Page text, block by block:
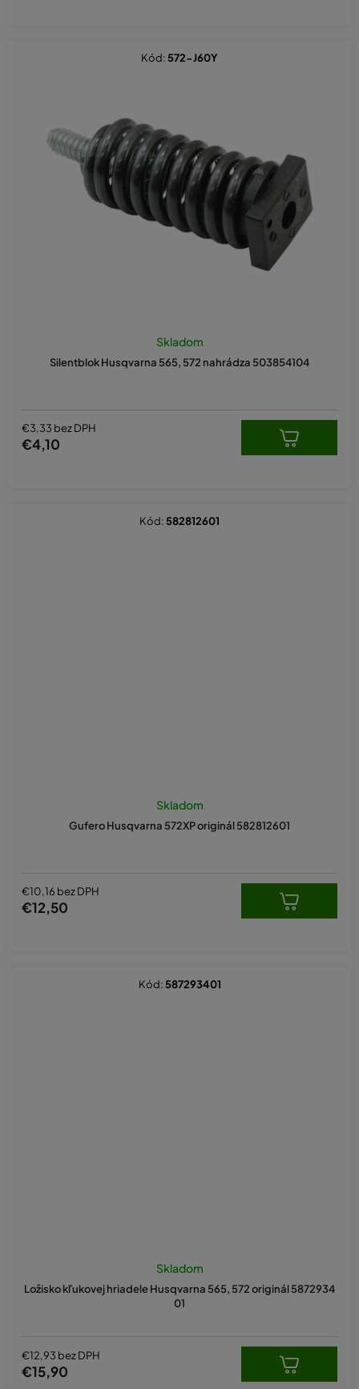
Silentblok Husqvarna 565, 572 nahrádza 503854104
Skladom
€3,33 bez DPH
€4,10
Kód: 572-J60Y
Gufero Husqvarna 572XP originál 582812601
Skladom
€10,16 bez DPH
€12,50
Kód: 582812601
Ložisko kľukovej hriadele Husqvarna 565, 572 originál 5872934
01
Skladom
€12,93 bez DPH
€15,90
Kód: 587293401